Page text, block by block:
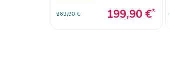
269,90 € 199,90 €*